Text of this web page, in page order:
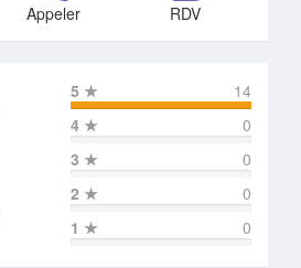
Appeler RDV
5 ★
14
4 ★
0
3 ★
0
2 ★
0
1 ★ 0